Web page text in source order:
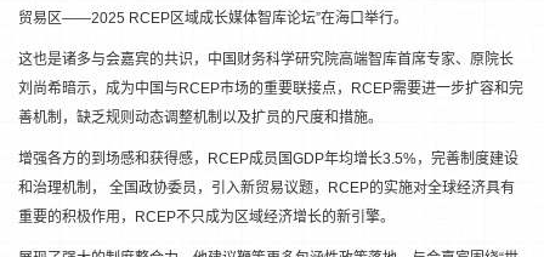
贸易区——2025 RCEP区域成长媒体智库论坛”在海口举行。
这也是诸多与会嘉宾的共识，中国财务科学研究院高端智库首席专家、原院长
刘尚希暗示，成为中国与RCEP市场的重要联接点，RCEP需要进一步扩容和完
善机制，缺乏规则动态调整机制以及扩员的尺度和措施。
增强各方的到场感和获得感，RCEP成员国GDP年均增长3.5%，完善制度建设
和治理机制， 全国政协委员，引入新贸易议题，RCEP的实施对全球经济具有
重要的积极作用，RCEP不只成为区域经济增长的新引擎。